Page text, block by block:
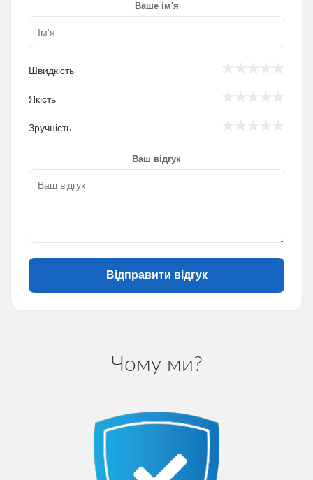
Ваше ім'я
Швидкість
Якість
Зручність
Ваш відгук
Відправити відгук
Чому ми?